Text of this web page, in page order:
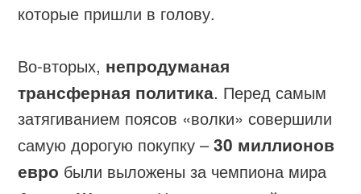
которые пришли в голову.
Во-вторых, непродуманая
трансферная политика. Перед самым
затягиванием поясов «волки» совершили
самую дорогую покупку –30 миллионов
евро были выложены за чемпиона мира